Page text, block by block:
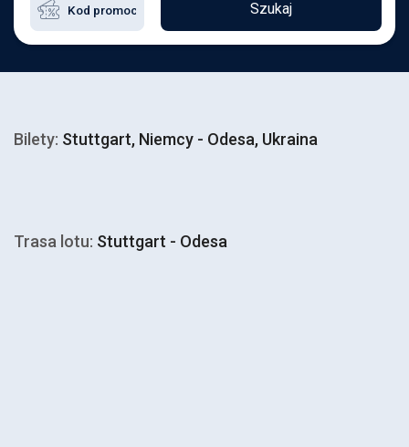
Szukaj
Bilety: Stuttgart, Niemcy - Odesa, Ukraina
Trasa lotu: Stuttgart - Odesa